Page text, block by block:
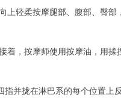
轻柔按摩腿部、腹部、臀
，按摩师使用按摩油，用
并拢在淋巴系的每个位置